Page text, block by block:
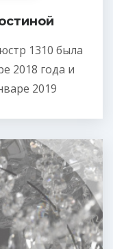
1310 была
2018 года и
2019